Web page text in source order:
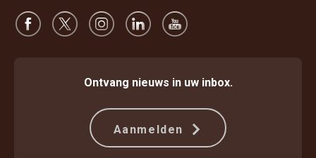
Ontvang nieuws in uw inbox.
Aanmelden